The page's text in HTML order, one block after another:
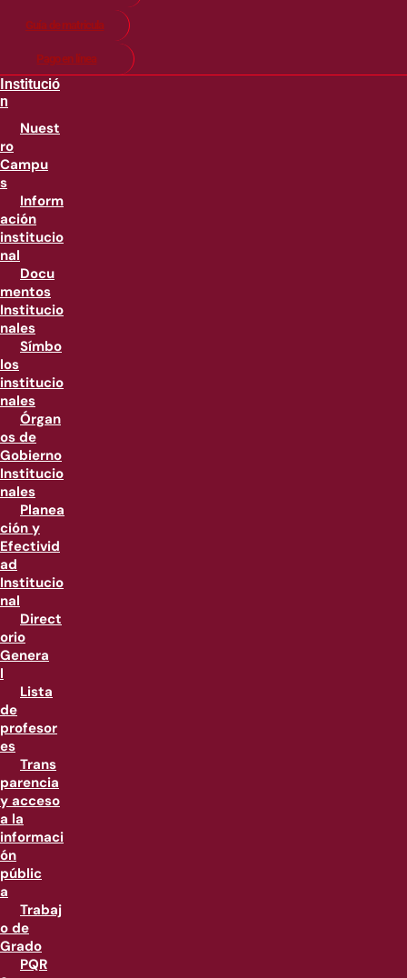
Guía de matricula
Pago en línea
Institució
n
Nuest
ro
Campu
s
Inform
ación
institucio
nal
Docu
mentos
Institucio
nales
Símbo
los
institucio
nales
Órgan
os de
Gobierno
Institucio
nales
Planea
ción y
Efectivid
ad
Institucio
nal
Direct
orio
Genera
l
Lista
de
profesor
es
Trans
parencia
y acceso
a la
informaci
ón
públic
a
Trabaj
o de
Grado
PQR